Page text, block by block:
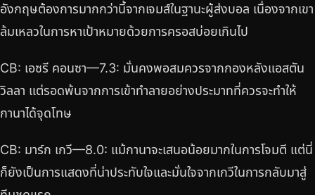
อังกฤษต้องการมากกว่านี้จากเจมส์ในฐานะผู้ส่งบอล เนื่องจากเขา
ล้มเหลวในการหาเป้าหมายด้วยการครอสบ่อยเกินไป
CB: เอซรี คอนซา—7.3: มั่นคงพอสมควรจากกองหลังแอสตัน
วิลลา แต่รอดพ้นจากการเข้าทำลายอย่างประมาทที่ควรจะทำให้
กานาได้จุดโทษ
CB: มาร์ก เกวี—8.0: แม้กานาจะเสนอน้อยมากในการโจมตี แต่นี่
ก็ยังเป็นการแสดงที่น่าประทับใจและมั่นใจจากเกวีในการกลับมาสู่